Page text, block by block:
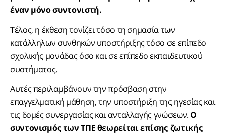
έναν μόνο συντονιστή.
Τέλος, η έκθεση τονίζει τόσο τη σημασία των
κατάλληλων συνθηκών υποστήριξης τόσο σε επίπεδο
σχολικής μονάδας όσο και σε επίπεδο εκπαιδευτικού
συστήματος.
Αυτές περιλαμβάνουν την πρόσβαση στην
επαγγελματική μάθηση, την υποστήριξη της ηγεσίας και
τις δομές συνεργασίας και ανταλλαγής γνώσεων. Ο
συντονισμός των ΤΠΕ θεωρείται επίσης ζωτικής